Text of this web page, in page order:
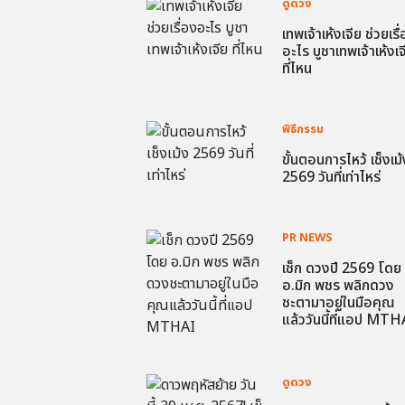
เทพเจ้าเห้งเจีย ช่วยเ
อะไร บูชาเทพเจ้าเห้งเ
ที่ไหน
พิธีกรรม
ขั้นตอนการไหว้ เช็งเ
2569 วันที่เท่าไหร่
PR NEWS
เช็ก ดวงปี 2569 โดย
อ.มิก พชร พลิกดวง
ชะตามาอยู่ในมือคุณ
แล้ววันนี้ที่แอป
ดูดวง